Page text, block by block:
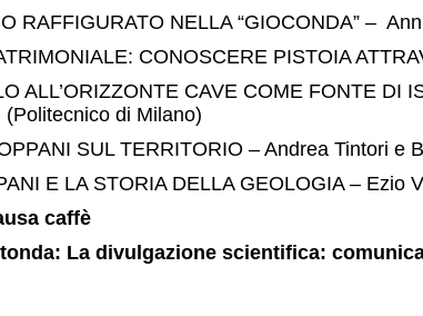
NELLA “GIOCONDA” – Ann
CONOSCERE PISTOIA
CAVE COME FONTE DI
di Milano)
SUL TERRITORIO – Andrea Tintori e
E LA STORIA DELLA GEOLOGIA – Ezio
caffè
La divulgazione scientifica: